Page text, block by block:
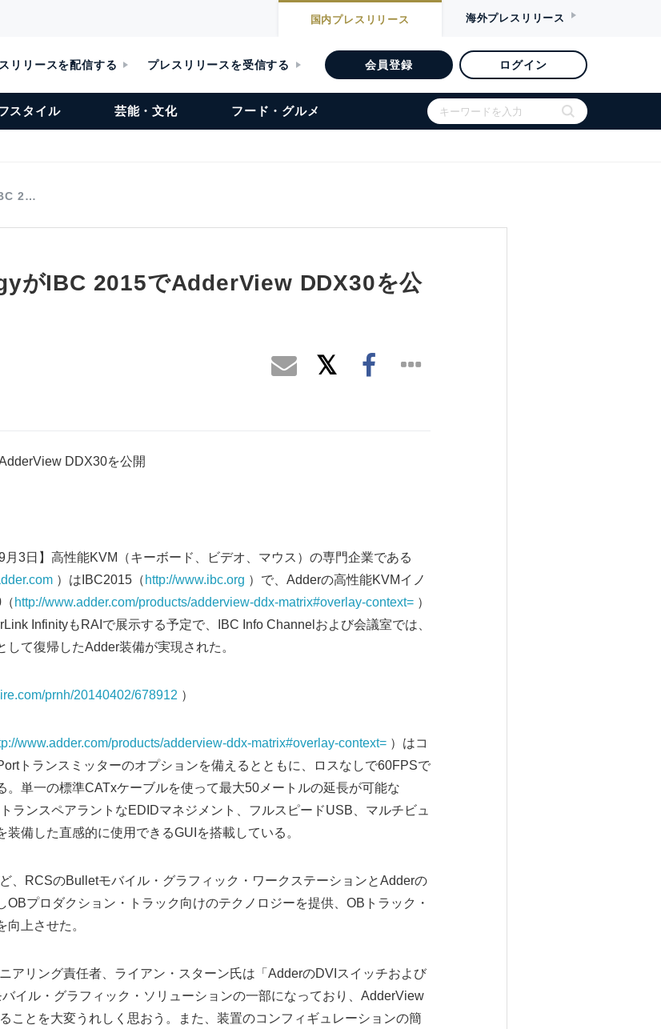
国内プレスリリース 海外プレスリリース
リリースを配信する プレスリリースを受信する 会員登録 ログイン
スタイル 芸能・文化 フード・グルメ
2…
がIBC 2015でAdderView DDX30を公
DDX30を公開
月3日】高性能KVM（キーボード、ビデオ、マウス）の専門企業である
）はIBC2015（ http://www.ibc.org ）で、Adderの高性能KVMイノ
http://www.adder.com/products/adderview-ddx-matrix#overlay-context=）
InfinityもRAIで展示する予定で、IBC Info Channelおよび会議室では、
て復帰したAdder装備が実現された。
prnh/20140402/678912 ）
www.adder.com/products/adderview-ddx-matrix#overlay-context=）はコ
トランスミッターのオプションを備えるとともに、ロスなしで60FPSで
。単一の標準CATxケーブルを使って最大50メートルの延長が可能な
ランスペアラントなEDIDマネジメント、フルスピードUSB、マルチビュ
備した直感的に使用できるGUIを搭載している。
、RCSのBulletモバイル・グラフィック・ワークステーションとAdderの
プロダクション・トラック向けのテクノロジーを提供、OBトラック・
上させた。
アリング責任者、ライアン・スターン氏は「AdderのDVIスイッチおよび
イル・グラフィック・ソリューションの一部になっており、AdderView
ことを大変うれしく思おう。また、装置のコンフィギュレーションの簡